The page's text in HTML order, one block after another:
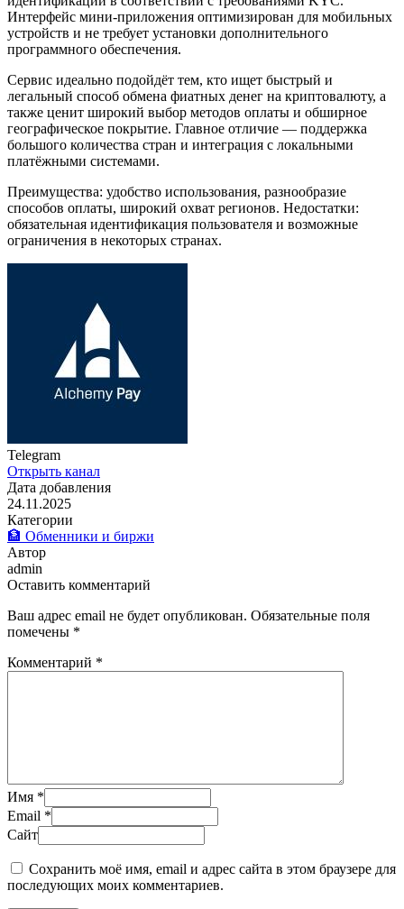
Интерфейс мини-приложения оптимизирован для мобильных
устройств и не требует установки дополнительного
программного обеспечения.
Сервис идеально подойдёт тем, кто ищет быстрый и
легальный способ обмена фиатных денег на криптовалюту, а
также ценит широкий выбор методов оплаты и обширное
географическое покрытие. Главное отличие — поддержка
большого количества стран и интеграция с локальными
платёжными системами.
Преимущества: удобство использования, разнообразие
способов оплаты, широкий охват регионов. Недостатки:
обязательная идентификация пользователя и возможные
ограничения в некоторых странах.
Telegram
Открыть канал
Дата добавления
24.11.2025
Категории
🏦 Обменники и биржи
Автор
admin
Оставить комментарий
Ваш адрес email не будет опубликован. Обязательные поля
помечены *
Комментарий *
Имя *
Email *
Сайт
Сохранить моё имя, email и адрес сайта в этом браузере для
последующих моих комментариев.